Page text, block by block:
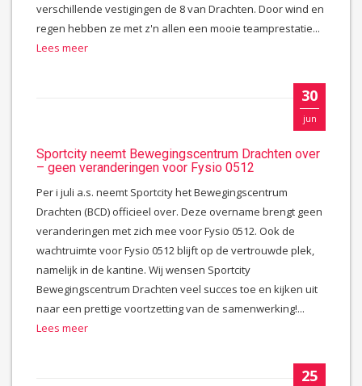
verschillende vestigingen de 8 van Drachten. Door wind en
regen hebben ze met z'n allen een mooie teamprestatie...
Lees meer
30
jun
Sportcity neemt Bewegingscentrum Drachten over
– geen veranderingen voor Fysio 0512
Per i juli a.s. neemt Sportcity het Bewegingscentrum
Drachten (BCD) officieel over. Deze overname brengt geen
veranderingen met zich mee voor Fysio 0512. Ook de
wachtruimte voor Fysio 0512 blijft op de vertrouwde plek,
namelijk in de kantine. Wij wensen Sportcity
Bewegingscentrum Drachten veel succes toe en kijken uit
naar een prettige voortzetting van de samenwerking!...
Lees meer
25